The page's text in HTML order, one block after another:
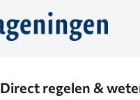
Direct regelen &